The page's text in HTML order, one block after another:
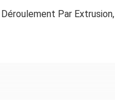
Déroulement Par Extrusion,